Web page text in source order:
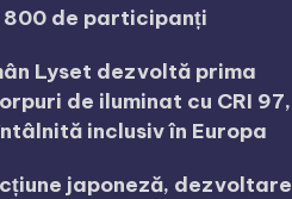
800 de participanți
Lyset dezvoltă prima
de iluminat cu CRI 97,
inclusiv în Europa
japoneză, dezvoltare